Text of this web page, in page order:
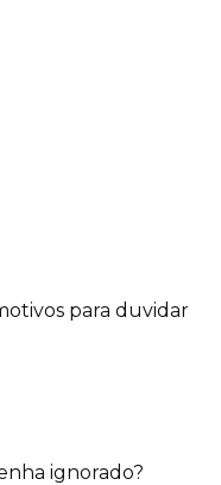
para duvidar
ignorado?